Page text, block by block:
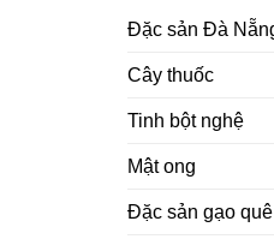
Đặc sản Đà
Cây thuốc
Tinh bột nghệ
Mật ong
Đặc sản gạo quê